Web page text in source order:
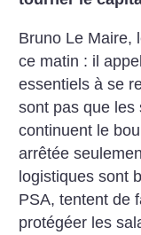
Bruno Le Maire,
ce matin : il
essentiels à se
sont pas que les
continuent le
arrêtée
logistiques sont
PSA, tentent de
protégéer les